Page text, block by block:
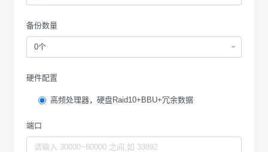
备份数量
0个
硬件配置
高频处理器，硬盘Raid10+BBU+冗余数据
端口